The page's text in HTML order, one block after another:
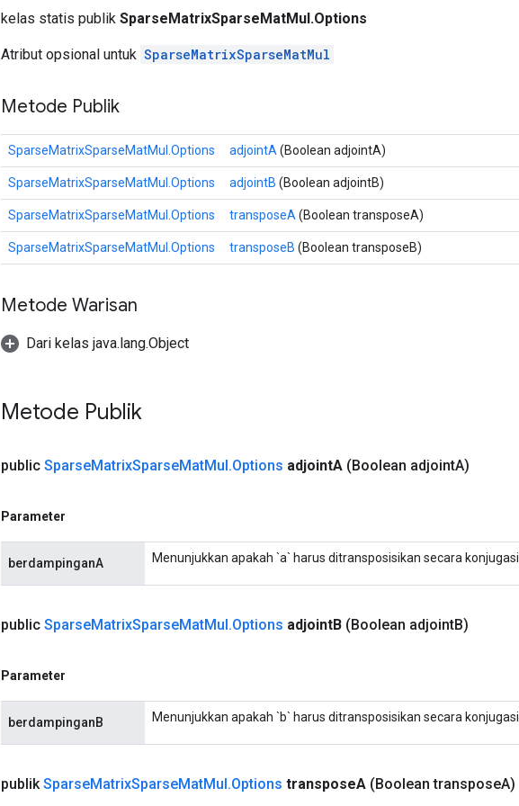
kelas statis publik SparseMatrixSparseMatMul.Options
Atribut opsional untuk SparseMatrixSparseMatMul
Metode Publik
SparseMatrixSparseMatMul.Options adjointA (Boolean adjointA)
SparseMatrixSparseMatMul.Options adjointB (Boolean adjointB)
SparseMatrixSparseMatMul.Options transposeA (Boolean transposeA)
SparseMatrixSparseMatMul.Options transposeB (Boolean transposeB)
Metode Warisan
Dari kelas java.lang.Object
Metode Publik
public SparseMatrixSparseMatMul.Options adjointA (Boolean adjointA)
Parameter
berdampinganA Menunjukkan apakah `a` harus ditransposisikan secara konjugasi.
public SparseMatrixSparseMatMul.Options adjointB (Boolean adjointB)
Parameter
berdampinganB Menunjukkan apakah `b` harus ditransposisikan secara konjugasi.
publik SparseMatrixSparseMatMul.Options transposeA (Boolean transposeA)